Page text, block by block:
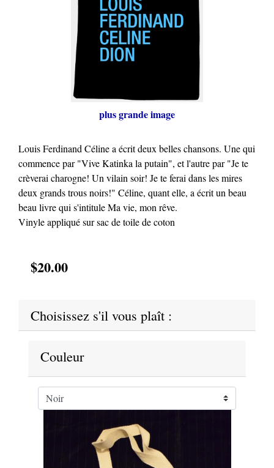
plus grande image
Louis Ferdinand Céline a écrit deux belles chansons. Une qui
commence par "Vive Katinka la putain", et l'autre par "Je te
crèverai charogne! Un vilain soir! Je te ferai dans les mires
deux grands trous noirs!" Céline, quant elle, a écrit un beau
beau livre qui s'intitule Ma vie, mon rêve.
Vinyle appliqué sur sac de toile de coton
$20.00
Choisissez s'il vous plaît :
Couleur